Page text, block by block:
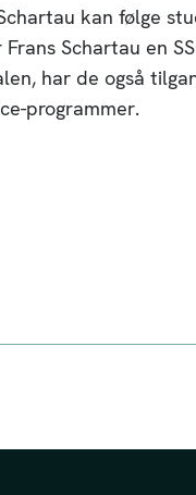
kan følge
Schartau en
har de også
programmer.